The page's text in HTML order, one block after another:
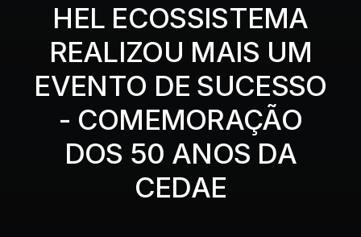
HEL ECOSSISTEMA
REALIZOU MAIS UM
EVENTO DE SUCESSO
- COMEMORAÇÃO
DOS 50 ANOS DA
CEDAE